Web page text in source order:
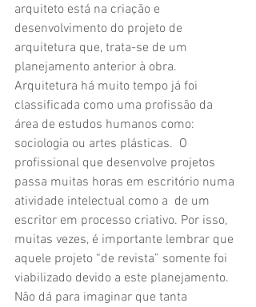
arquiteto está na criação e
desenvolvimento do projeto de
arquitetura que, trata-se de um
planejamento anterior à obra.
Arquitetura há muito tempo já foi
classificada como uma profissão da
área de estudos humanos como:
sociologia ou artes plásticas.  O
profissional que desenvolve projetos
passa muitas horas em escritório numa
atividade intelectual como a  de um
escritor em processo criativo. Por isso,
muitas vezes, é importante lembrar que
aquele projeto “de revista” somente foi
viabilizado devido a este planejamento.
Não dá para imaginar que tanta